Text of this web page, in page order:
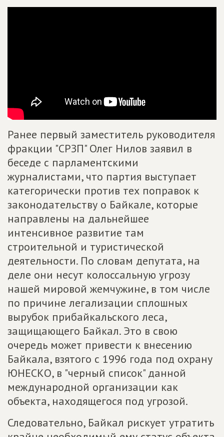
Ранее первый заместитель руководителя
фракции "СРЗП" Олег Нилов заявил в
беседе с парламентскими
журналистами, что партия выступает
категорически против тех поправок к
законодательству о Байкале, которые
направлены на дальнейшее
интенсивное развитие там
строительной и туристической
деятельности. По словам депутата, на
деле они несут колоссальную угрозу
нашей мировой жемчужине, в том числе
по причине легализации сплошных
вырубок прибайкальского леса,
защищающего Байкал. Это в свою
очередь может привести к внесению
Байкала, взятого с 1996 года под охрану
ЮНЕСКО, в "черный список" данной
международной организации как
объекта, находящегося под угрозой.
Следовательно, Байкал рискует утратить